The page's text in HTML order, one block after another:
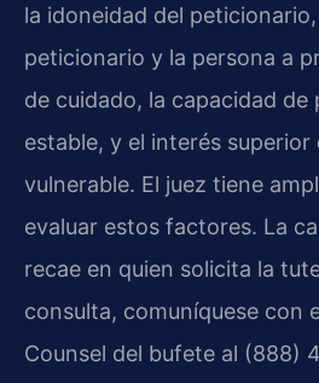
la idoneidad del
peticionario y la persona a
de cuidado, la capacidad
estable, y el interés superior
vulnerable. El juez tiene
evaluar estos factores. La
recae en quien solicita la
consulta, comuníquese con
Counsel del bufete al (888)